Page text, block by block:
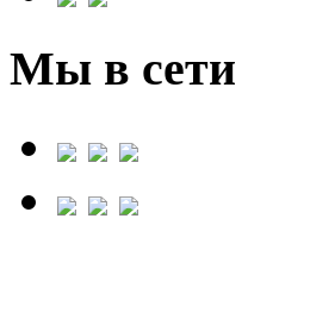
Мы в сети